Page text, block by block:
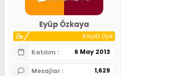
Eyüp Özkaya
Kayıtlı Üye
Katılım
6 May 2013
Mesajlar 1,629